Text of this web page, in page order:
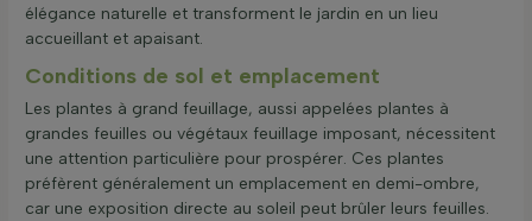
élégance naturelle et transforment le jardin en un lieu
accueillant et apaisant.
Conditions de sol et emplacement
Les plantes à grand feuillage, aussi appelées plantes à
grandes feuilles ou végétaux feuillage imposant, nécessitent
une attention particulière pour prospérer. Ces plantes
préfèrent généralement un emplacement en demi-ombre,
car une exposition directe au soleil peut brûler leurs feuilles.